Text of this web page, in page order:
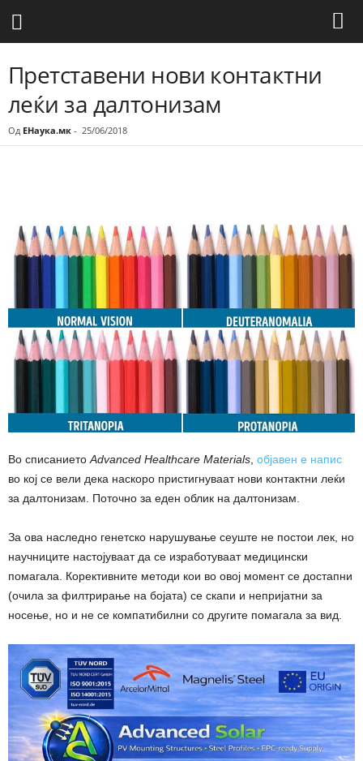
Претставени нови контактни
леќи за далтонизам
Од ЕНаука.мк - 25/06/2018
Во списанието Advanced Healthcare Materials објавен е напис
во кој се вели дека наскоро пристигнуваат нови контактни леќи
за далтонизам. Поточно за еден облик на далтонизам.
За ова наследно генетско нарушување сеуште не постои лек, но
научниците настојуваат да се изработуваат медицински
помагала. Корективните методи кои во овој момент се достапни
(очила за филтрирање на бојата) се скапи и непријатни за
носење, но и не се компатибилни со другите помагала за вид.